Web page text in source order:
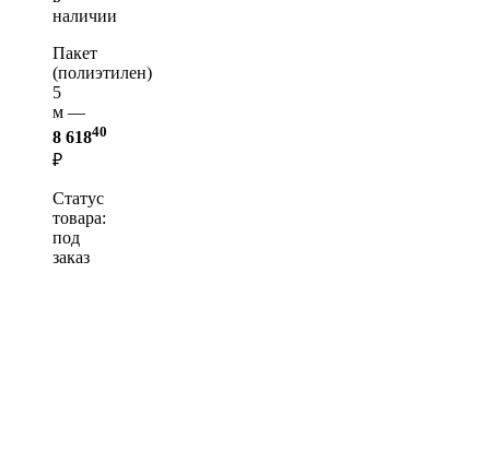
наличии
Пакет
(полиэтилен)
5
м —
8 61840
₽
Статус
товара:
под
заказ